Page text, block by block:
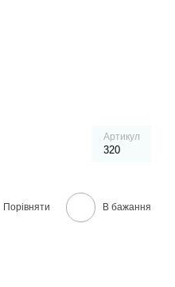
Артикул
320
Порівняти В бажання